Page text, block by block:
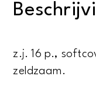
z.j. 16 p.,
zeldzaam.